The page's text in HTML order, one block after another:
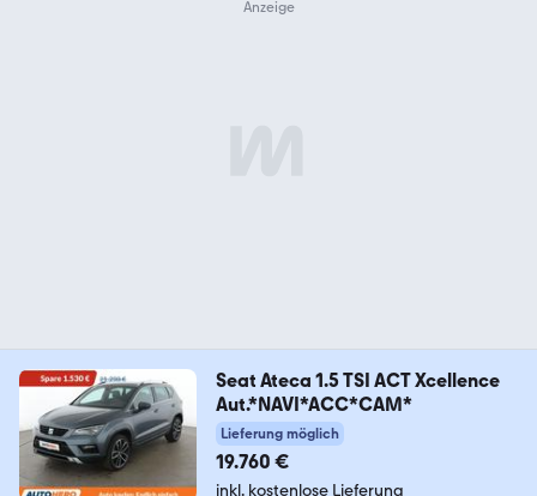
Seat Ateca 1.5 TSI ACT Xcellence
Aut.*NAVI*ACC*CAM*
Lieferung möglich
19.760 €
inkl. kostenlose Lieferung